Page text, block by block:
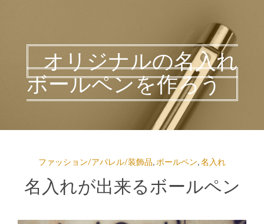
オリジナルの名入れ
ボールペンを作ろう
ファッション/アパレル/装飾品,ボールペン,名入れ
名入れが出来るボールペン